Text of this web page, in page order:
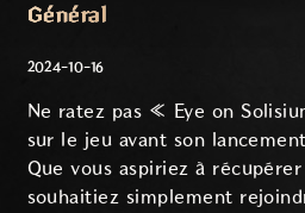
Général
2024-10-16
Ne ratez pas « Eye on
sur le jeu avant son
Que vous aspiriez à
souhaitiez simplement